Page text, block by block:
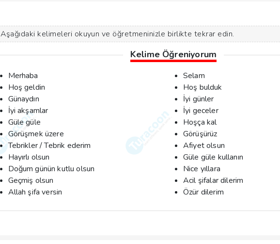
Aşağıdaki kelimeleri okuyun ve öğretmeninizle birlikte tekrar edin.
Kelime Öğreniyorum
Merhaba
Selam
Hoş geldin
Hoş bulduk
Günaydın
İyi günler
İyi akşamlar
İyi geceler
Güle güle
Hoşça kal
Görüşmek üzere
Görüşürüz
Tebrikler / Tebrik ederim
Afiyet olsun
Hayırlı olsun
Güle güle kullanın
Doğum günün kutlu olsun
Nice yıllara
Geçmiş olsun
Acil şifalar dilerim
Allah şifa versin
Özür dilerim